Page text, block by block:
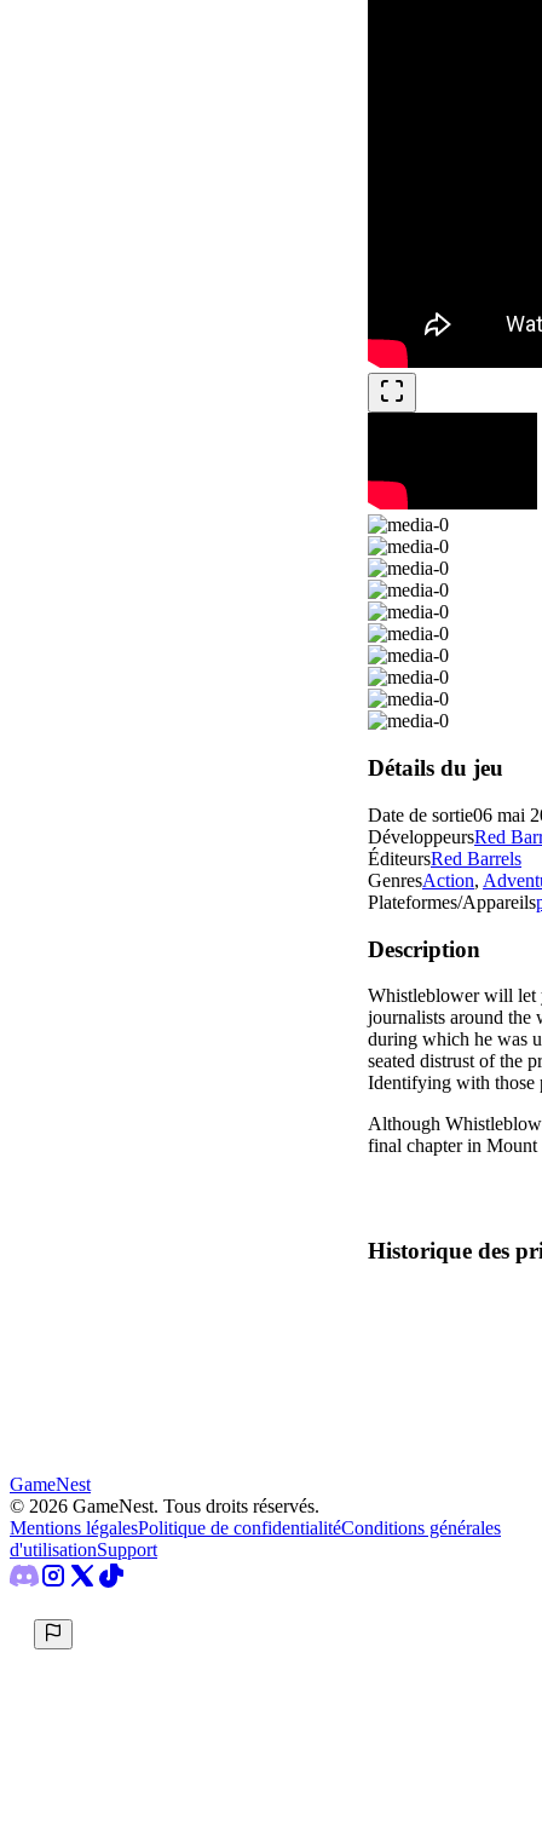
Détails du jeu
Date de sortie06 mai
DéveloppeursRed
ÉditeursRed Barrels
GenresAction,
Plateformes/Appareils
Description
Whistleblower will let
journalists around the
during which he was
seated distrust of the
Identifying with those
Although
final chapter in
Historique des
GameNest
© 2026 GameNest. Tous droits réservés.
Mentions légalesPolitique de confidentialitéConditions générales
d'utilisationSupport